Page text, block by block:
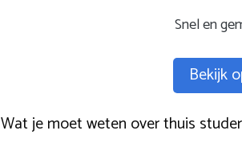
Snel en
Bekijk
Wat je moet weten over thuis